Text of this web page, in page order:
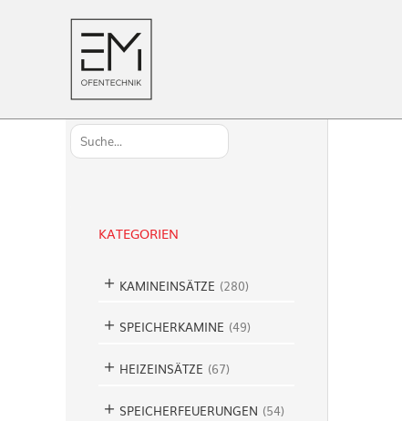
S
u
KATEGORIEN
KAMINEINSÄTZE (280)
SPEICHERKAMINE (49)
HEIZEINSÄTZE (67)
SPEICHERFEUERUNGEN (54)